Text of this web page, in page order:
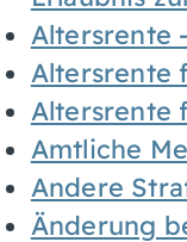
Altersrente
Altersrente
Altersrente
Amtliche
Andere
Änderung